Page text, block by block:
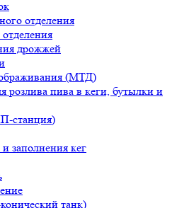
отделения
дрожжей
(МТД)
розлива пива в кеги, бутылки и
станция)
заполнения кег
танк)